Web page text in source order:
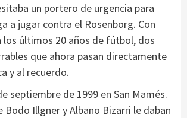
un portero de urgencia para
a jugar contra el Rosenborg. Con
los últimos 20 años de fútbol, dos
que ahora pasan directamente
y al recuerdo.
septiembre de 1999 en San Mamés.
Bodo Illgner y Albano Bizarri le daban